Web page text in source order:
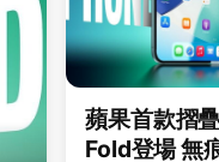
蘋果首款摺
Fold登場 無